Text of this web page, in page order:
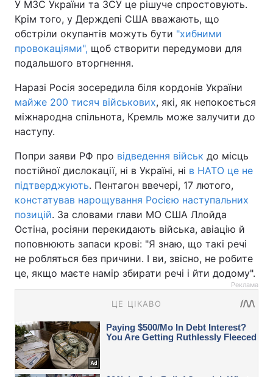
У МЗС України та ЗСУ це рішуче спростовують.
Крім того, у Держдепі США вважають, що
обстріли окупантів можуть бути "хибними
провокаціями", щоб створити передумови для
подальшого вторгнення.
Наразі Росія зосередила біля кордонів України
майже 200 тисяч військових, які, як непокоється
міжнародна спільнота, Кремль може залучити до
наступу.
Попри заяви РФ про відведення військ до місць
постійної дислокації, ні в Україні, ні в НАТО це не
підтверджують. Пентагон ввечері, 17 лютого,
констатував нарощування Росією наступальних
позицій. За словами глави МО США Ллойда
Остіна, росіяни перекидають війська, авіацію й
поповнюють запаси крові: "Я знаю, що такі речі
не робляться без причини. І ви, звісно, не робите
це, якщо маєте намір збирати речі і йти додому".
Реклама